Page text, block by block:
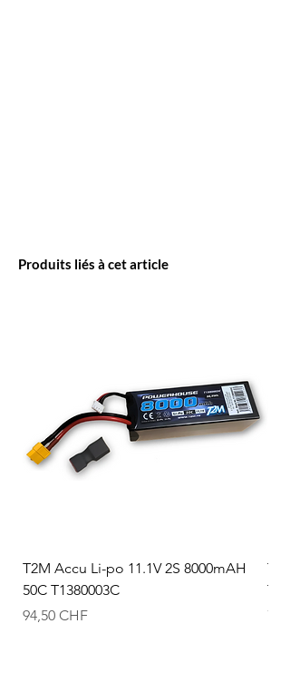
Produits liés à cet article
T2M Accu Li-po 11.1V 2S 8000mAH
50C T1380003C
Prix
94,50 CHF
Prix